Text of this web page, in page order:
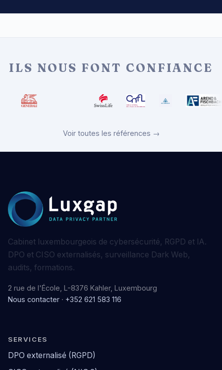
ILS NOUS FONT CONFIANCE
Voir toutes les références →
Cabinet luxembourgeois de cybersécurité, RGPD et IA.
DPO et CISO externalisés, surveillance Dark Web,
audits, formations.
2 rue de l'École, L-8376 Kahler, Luxembourg
Nous contacter · +352 621 583 116
SERVICES
DPO externalisé (RGPD)